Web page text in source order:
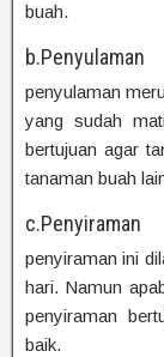
buah.
b.Penyulaman
penyulaman
yang sudah
bertujuan agar
tanaman buah
c.Penyiraman
penyiraman ini
hari. Namun
penyiraman
baik.